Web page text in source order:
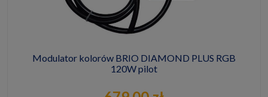
Modulator kolorów BRIO DIAMOND PLUS RGB
120W pilot